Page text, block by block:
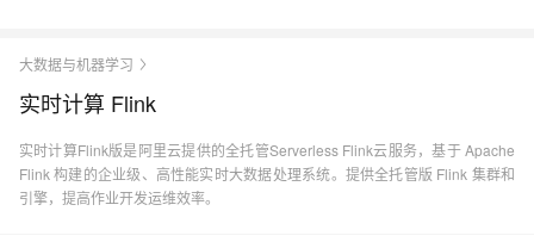
大数据与机器学习
实时计算 Flink
实时计算Flink版是阿里云提供的全托管Serverless Flink云服务，基于 Apache
Flink 构建的企业级、高性能实时大数据处理系统。提供全托管版 Flink 集群和
引擎，提高作业开发运维效率。